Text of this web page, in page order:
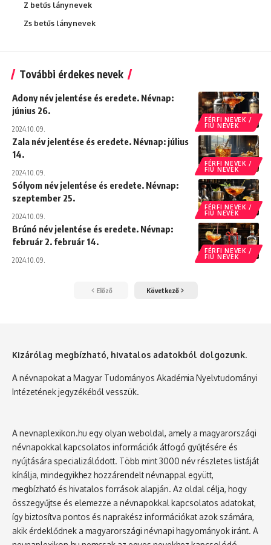
Z betűs lánynevek
Zs betűs lánynevek
További érdekes nevek
FÉRFI NEVEK /
FIÚ NEVEK
Adony név jelentése és eredete. Névnap:
június 26.
2024.10.09.
FÉRFI NEVEK /
FIÚ NEVEK
Zala név jelentése és eredete. Névnap: július
14.
2024.10.09.
FÉRFI NEVEK /
FIÚ NEVEK
Sólyom név jelentése és eredete. Névnap:
szeptember 25.
2024.10.09.
FÉRFI NEVEK /
FIÚ NEVEK
Brúnó név jelentése és eredete. Névnap:
február 2. február 14.
2024.10.09.
Előző Következő
Kizárólag megbízható, hivatalos adatokból dolgozunk.
A névnapokat a Magyar Tudományos Akadémia Nyelvtudományi
Intézetének jegyzékéből vesszük.
A nevnaplexikon.hu egy olyan weboldal, amely a magyarországi
névnapokkal kapcsolatos információk átfogó gyűjtésére és
nyújtására specializálódott. Több mint 3000 név részletes listáját
kínálja, mindegyikhez hozzárendelt névnappal együtt,
megbízható és hivatalos források alapján. Az oldal célja, hogy
összegyűjtse és elemezze a névnapokkal kapcsolatos adatokat,
így biztosítva pontos és naprakész információkat azok számára,
akik érdeklődnek a magyarországi névnapi hagyományok iránt. A